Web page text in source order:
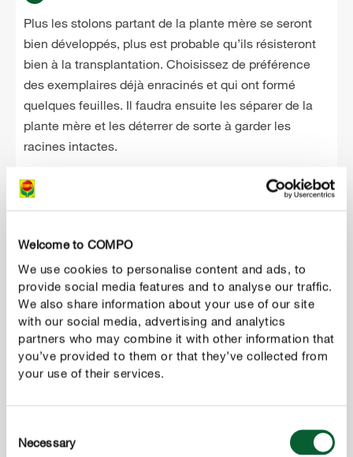
Welcome to COMPO
We use cookies to personalise content and ads, to
provide social media features and to analyse our traffic.
We also share information about your use of our site
with our social media, advertising and analytics
partners who may combine it with other information that
you’ve provided to them or that they’ve collected from
your use of their services.
Selection
Necessary
Plus les stolons partant de la plante mère se seront
bien développés, plus est probable qu’ils résisteront
bien à la transplantation. Choisissez de préférence
des exemplaires déjà enracinés et qui ont formé
quelques feuilles. Il faudra ensuite les séparer de la
plante mère et les déterrer de sorte à garder les
racines intactes.
Des rejets vigoureux avec des racines peuvent être
replantés directement dans le jardin à un nouvel